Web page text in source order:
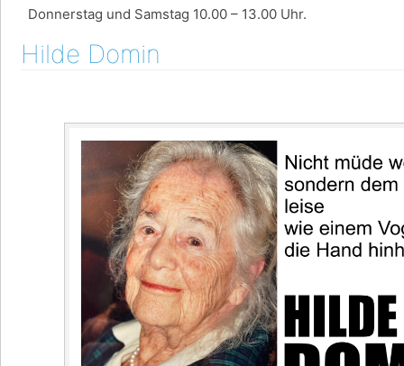
Donnerstag und Samstag 10.00 – 13.00 Uhr.
Hilde Domin